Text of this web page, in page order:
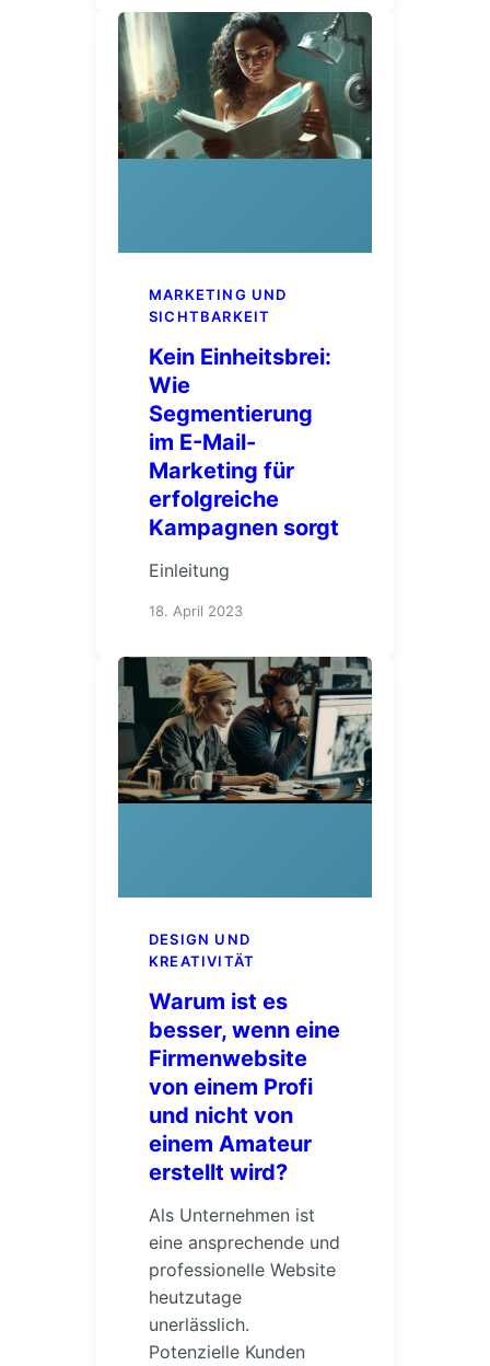
MARKETING UND
SICHTBARKEIT
Kein Einheitsbrei:
Wie
Segmentierung
im E-Mail-
Marketing für
erfolgreiche
Kampagnen sorgt
Einleitung
18. April 2023
DESIGN UND
KREATIVITÄT
Warum ist es
besser, wenn eine
Firmenwebsite
von einem Profi
und nicht von
einem Amateur
erstellt wird?
Als Unternehmen ist
eine ansprechende und
professionelle Website
heutzutage
unerlässlich.
Potenzielle Kunden